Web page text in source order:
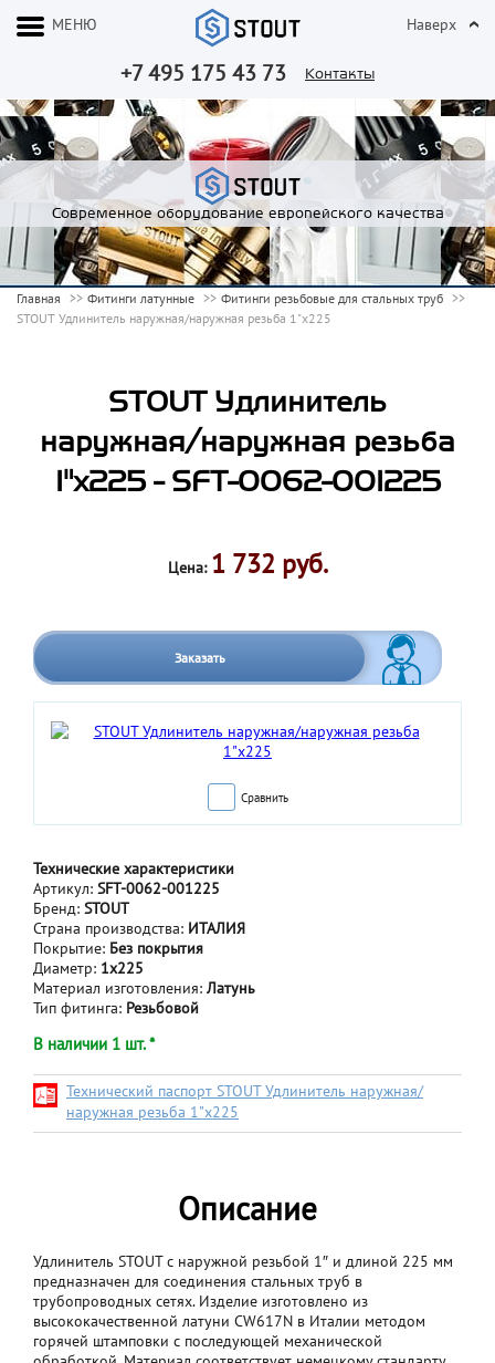
+7 495 175 43 73 Контакты
МЕНЮ Наверх
Современное оборудование европейского качества
Главная Фитинги латунные
Фитинги резьбовые для стальных труб
STOUT Удлинитель наружная/наружная резьба 1"x225
STOUT Удлинитель
наружная/наружная резьба
1"x225 - SFT-0062-001225
Цена: 1 732 руб.
Заказать
Сравнить
Технические характеристики
Артикул: SFT-0062-001225
Бренд: STOUT
Страна производства: ИТАЛИЯ
Покрытие: Без покрытия
Диаметр: 1x225
Материал изготовления: Латунь
Тип фитинга: Резьбовой
В наличии 1 шт. *
Технический паспорт STOUT Удлинитель наружная/
наружная резьба 1"x225
Описание
Удлинитель STOUT с наружной резьбой 1″ и длиной 225 мм
предназначен для соединения стальных труб в
трубопроводных сетях. Изделие изготовлено из
высококачественной латуни CW617N в Италии методом
горячей штамповки с последующей механической